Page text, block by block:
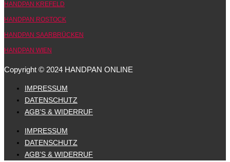
HANDPAN KREFELD
HANDPAN ROSTOCK
HANDPAN SAARBRÜCKEN
HANDPAN WIEN
Copyright © 2024 HANDPAN ONLINE
IMPRESSUM
DATENSCHUTZ
AGB’S & WIDERRUF
IMPRESSUM
DATENSCHUTZ
AGB’S & WIDERRUF